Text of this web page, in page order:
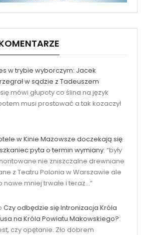
w trybie wyborczym: Jacek
w sądzie z Tadeuszem
mówi głupoty co ślina na język
musi prostować a tak kozaczył
w Kinie Mazowsze doczekają się
pyta o termin wymiany: “były
nie zniszczalne drewniane
z Teatru Polonia w Warszawie ale
mniej trwałe i teraz…”
Czy odbędzie się Intronizacja Króla
na Króla Powiatu Makowskiego?:
czy opętanie. Zło dobrem